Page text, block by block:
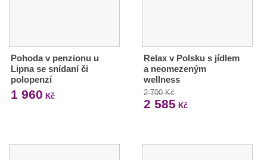
Pohoda v penzionu u
Lipna se snídaní či
polopenzí
1 960 Kč
Relax v Polsku s jídlem
a neomezeným
wellness
2 700 Kč
2 585 Kč